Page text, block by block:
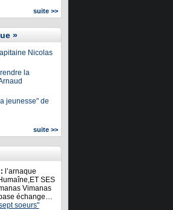
suite >>
»
Nicolas
la
jeunesse" de
suite >>
l’arnaque
SES
Vimanas
échange…
soeurs"